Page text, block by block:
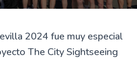
2024 fue muy especial
The City Sightseeing